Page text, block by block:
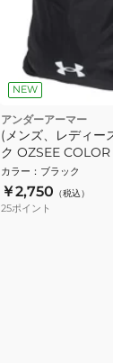
NEW
アンダーアーマー
(メンズ、レディー
ク OZSEE COLOR
6020415 001
カラー ： ブラック
￥2,750 （税込）
25ポイント